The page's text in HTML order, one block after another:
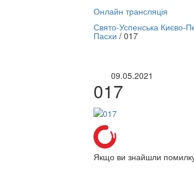
Онлайн трансляція
12 вересняСвято-Успенська Києво-
Пасхи / 017
09.05.2021
017
Якщо ви знайшли